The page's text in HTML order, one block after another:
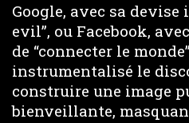
Google, avec sa devise
evil”, ou Facebook,
de “connecter le
instrumentalisé le
construire une image
bienveillante,